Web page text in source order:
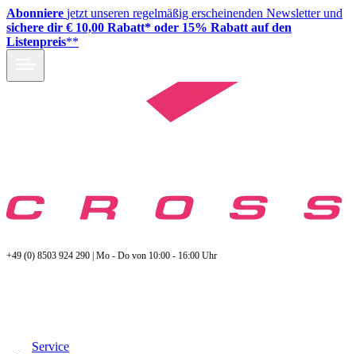
Abonniere jetzt unseren regelmäßig erscheinenden Newsletter und
sichere dir € 10,00 Rabatt* oder 15% Rabatt auf den
Listenpreis**
+49 (0) 8503 924 290 | Mo - Do von 10:00 - 16:00 Uhr
Service